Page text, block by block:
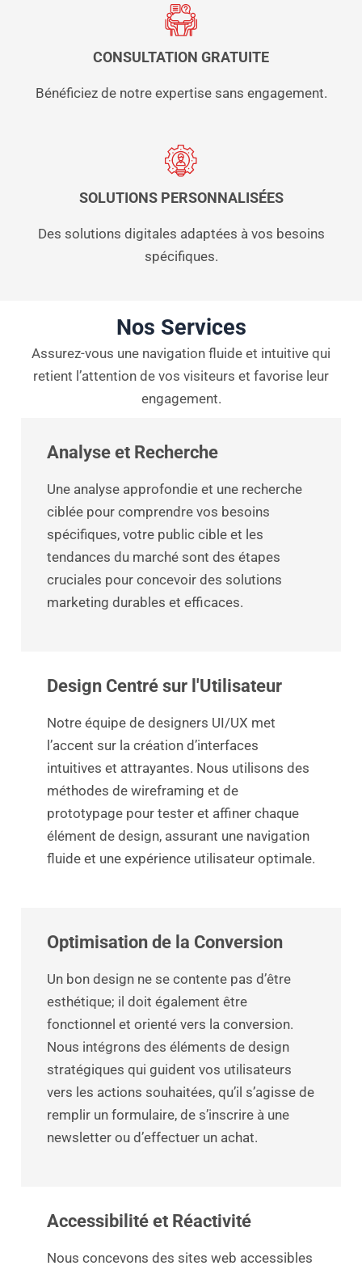
CONSULTATION GRATUITE
Bénéficiez de notre expertise sans engagement.
SOLUTIONS PERSONNALISÉES
Des solutions digitales adaptées à vos besoins
spécifiques.
Nos Services
Assurez-vous une navigation fluide et intuitive qui
retient l’attention de vos visiteurs et favorise leur
engagement.
Analyse et Recherche
Une analyse approfondie et une recherche
ciblée pour comprendre vos besoins
spécifiques, votre public cible et les
tendances du marché sont des étapes
cruciales pour concevoir des solutions
marketing durables et efficaces.
Design Centré sur l'Utilisateur
Notre équipe de designers UI/UX met
l’accent sur la création d’interfaces
intuitives et attrayantes. Nous utilisons des
méthodes de wireframing et de
prototypage pour tester et affiner chaque
élément de design, assurant une navigation
fluide et une expérience utilisateur optimale.
Optimisation de la Conversion
Un bon design ne se contente pas d’être
esthétique; il doit également être
fonctionnel et orienté vers la conversion.
Nous intégrons des éléments de design
stratégiques qui guident vos utilisateurs
vers les actions souhaitées, qu’il s’agisse de
remplir un formulaire, de s’inscrire à une
newsletter ou d’effectuer un achat.
Accessibilité et Réactivité
Nous concevons des sites web accessibles